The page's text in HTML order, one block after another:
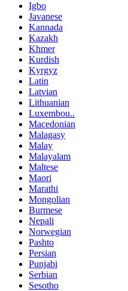
Igbo
Javanese
Kannada
Kazakh
Khmer
Kurdish
Kyrgyz
Latin
Latvian
Lithuanian
Luxembou..
Macedonian
Malagasy
Malay
Malayalam
Maltese
Maori
Marathi
Mongolian
Burmese
Nepali
Norwegian
Pashto
Persian
Punjabi
Serbian
Sesotho